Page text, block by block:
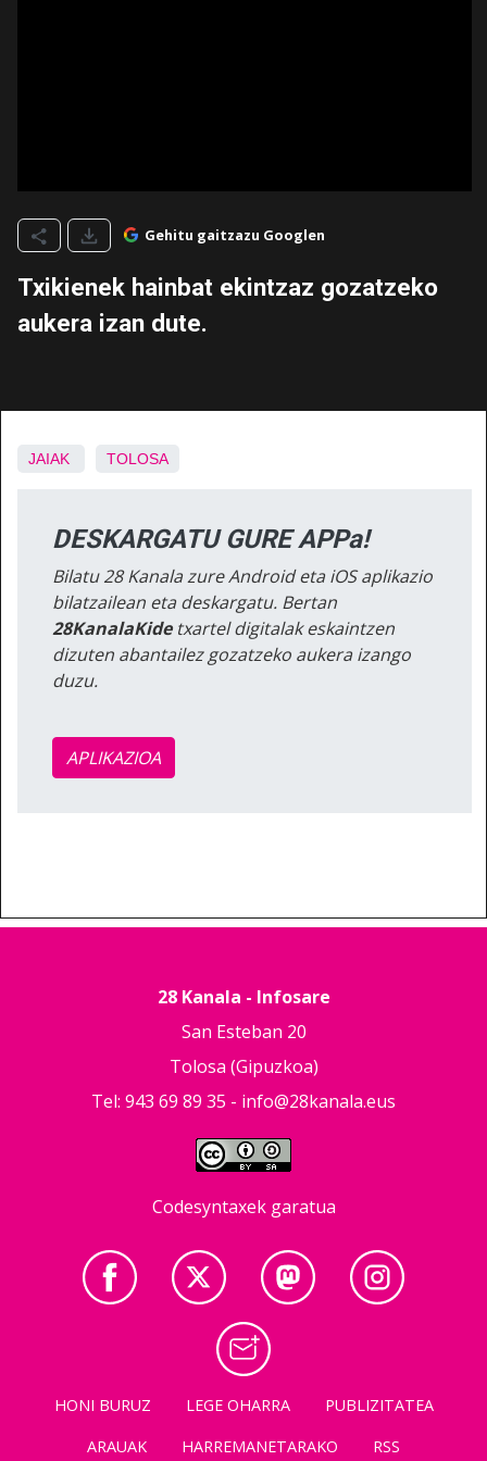
Gehitu gaitzazu Googlen
Txikienek hainbat ekintzaz gozatzeko
aukera izan dute.
JAIAK TOLOSA
DESKARGATU GURE APPa!
Bilatu 28 Kanala zure Android eta iOS aplikazio
bilatzailean eta deskargatu. Bertan
28KanalaKidetxartel digitalak eskaintzen
dizuten abantailez gozatzeko aukera izango
duzu.
APLIKAZIOA
28 Kanala - Infosare
San Esteban 20
Tolosa (Gipuzkoa)
Tel: 943 69 89 35 - info@28kanala.eus
Codesyntaxek garatua
HONI BURUZ LEGE OHARRA
PUBLIZITATEA
ARAUAK
HARREMANETARAKO RSS